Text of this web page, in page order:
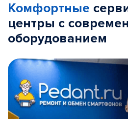
Комфортные
центры с
оборудованием